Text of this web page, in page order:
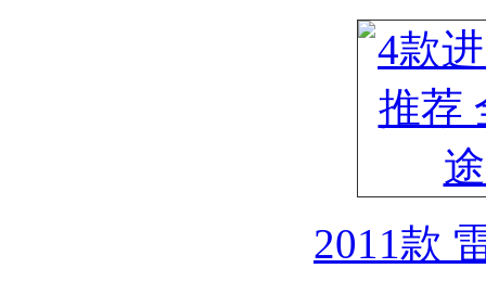
2011款